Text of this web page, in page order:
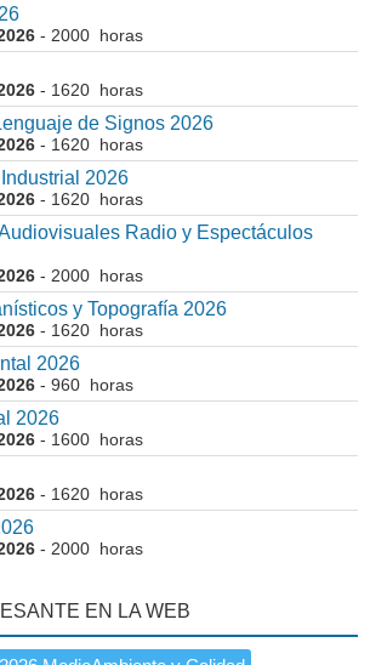
- 2000 horas
- 1620 horas
de Signos 2026
- 1620 horas
2026
- 1620 horas
Radio y Espectáculos
- 2000 horas
y Topografía 2026
- 1620 horas
2026
- 960 horas
2026
- 1600 horas
- 1620 horas
- 2000 horas
EN LA WEB